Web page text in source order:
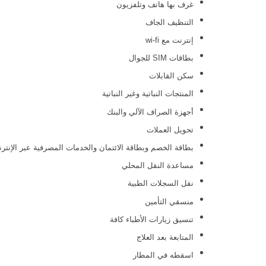
غرف بها هاتف وتلفزيون
التنظيف الجاف
إنترنت مع wi-fi
بطاقات SIM للجوال
سكن القابلات
المنتجات النباتية وغير النباتية
أجهزة الصراف الآلي والبنك
تحويل العملات
بطاقة الخصم وبطاقة الائتمان والخدمات المصرفية عبر
مساعدة النقل المحلي
نقل السجلات الطبية
منسقي التأمين
تنسيق زيارات الأطباء كافة
المتابعة بعد العلاج
اسقطه في المطار